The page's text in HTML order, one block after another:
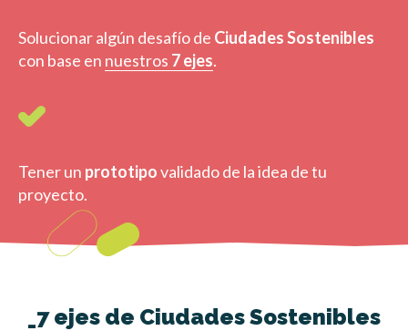
Solucionar algún desafío de Ciudades Sostenibles
con base en nuestros 7 ejes.
Tener un prototipovalidado de la idea de tu
proyecto.
_7 ejes de Ciudades Sostenibles